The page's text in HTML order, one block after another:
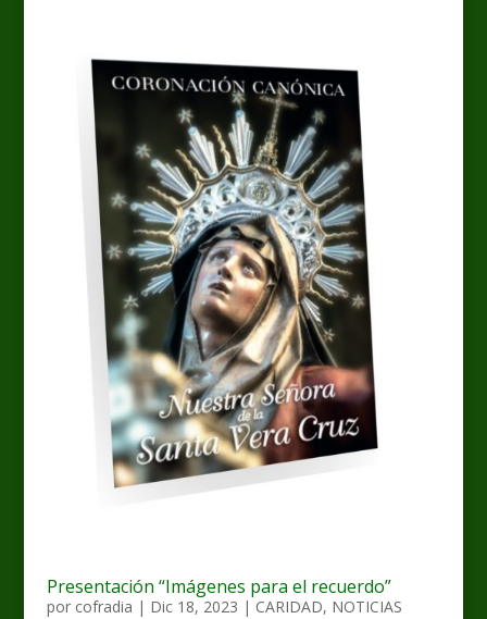
Presentación “Imágenes para el recuerdo”
por cofradia | Dic 18, 2023 | CARIDAD, NOTICIAS